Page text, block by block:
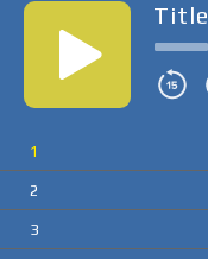
Title
1
2
3